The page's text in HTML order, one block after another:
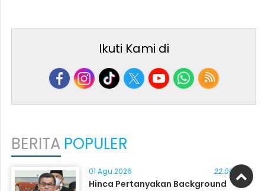
Ikuti Kami di
BERITA POPULER
01 Agu 2026 22.068 kali
Hinca Pertanyakan Background